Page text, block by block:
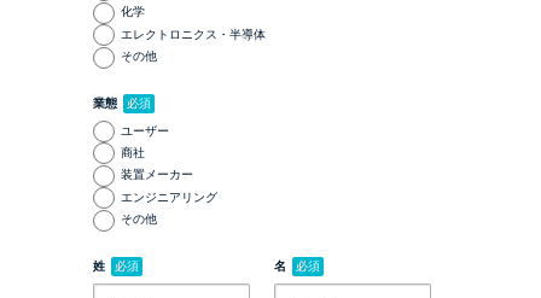
化学
エレクトロニクス・半導体
その他
業態 必須
ユーザー
商社
装置メーカー
エンジニアリング
その他
姓 必須 名 必須